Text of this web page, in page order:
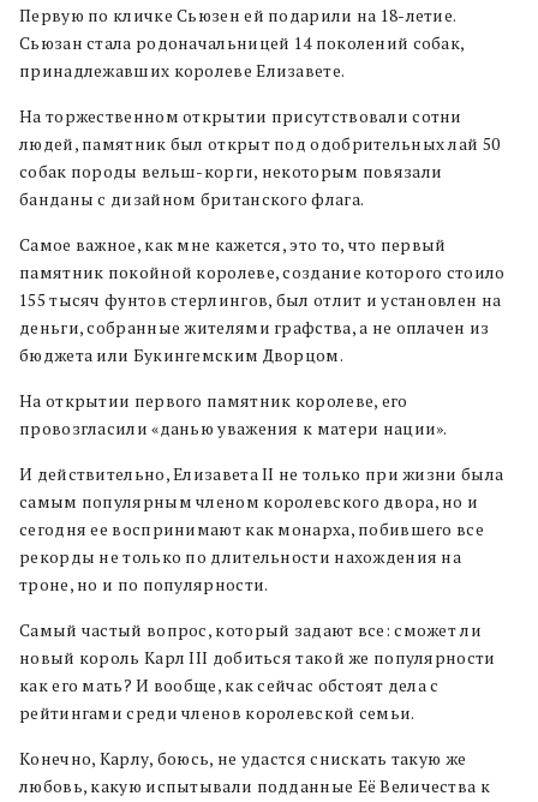
Первую по кличке Сьюзен ей подарили на 18-летие.
Сьюзан стала родоначальницей 14 поколений собак,
принадлежавших королеве Елизавете.
На торжественном открытии присутствовали сотни
людей, памятник был открыт под одобрительных лай 50
собак породы вельш-корги, некоторым повязали
банданы с дизайном британского флага.
Самое важное, как мне кажется, это то, что первый
памятник покойной королеве, создание которого стоило
155 тысяч фунтов стерлингов, был отлит и установлен на
деньги, собранные жителями графства, а не оплачен из
бюджета или Букингемским Дворцом.
На открытии первого памятник королеве, его
провозгласили «данью уважения к матери нации».
И действительно, Елизавета II не только при жизни была
самым популярным членом королевского двора, но и
сегодня ее воспринимают как монарха, побившего все
рекорды не только по длительности нахождения на
троне, но и по популярности.
Самый частый вопрос, который задают все: сможет ли
новый король Карл III добиться такой же популярности
как его мать? И вообще, как сейчас обстоят дела с
рейтингами среди членов королевской семьи.
Конечно, Карлу, боюсь, не удастся снискать такую же
любовь, какую испытывали подданные Её Величества к